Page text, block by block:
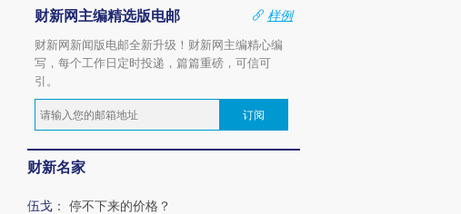
财新网主编精选版电邮
样例
财新网新闻版电邮全新升级！财新网主编精心编
写，每个工作日定时投递，篇篇重磅，可信可
引。
订阅
财新名家
伍戈 ： 停不下来的价格？